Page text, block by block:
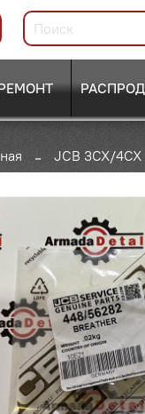
JCB 3CX/4CX